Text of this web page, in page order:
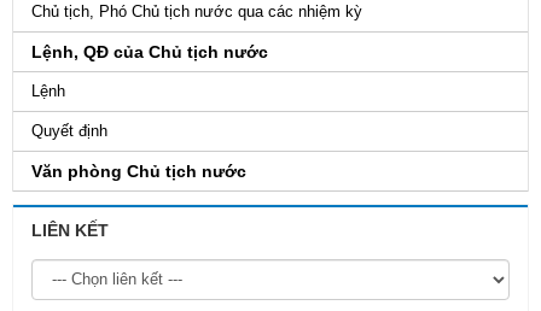
Chủ tịch, Phó Chủ tịch nước qua các nhiệm kỳ
Lệnh, QĐ của Chủ tịch nước
Lệnh
Quyết định
Văn phòng Chủ tịch nước
LIÊN KẾT